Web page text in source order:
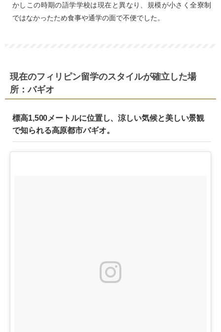
かしこの時期の語学学校は現在と異なり、規模が小さく全寮制
ではなかったため食事や通学の面で不便でした。
現在のフィリピン留学のスタイルが確立した場
所：バギオ
標高1,500メートルに位置し、涼しい気候と美しい景観
で知られる高原都市バギオ。